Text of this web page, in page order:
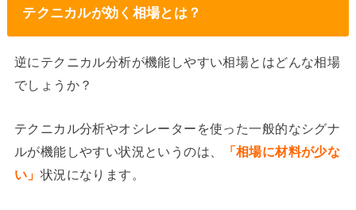
テクニカルが効く相場とは？
逆にテクニカル分析が機能しやすい相場とはどんな相場
でしょうか？
テクニカル分析やオシレーターを使った一般的なシグナ
ルが機能しやすい状況というのは、
「相場に材料が少な
い」 状況になります。